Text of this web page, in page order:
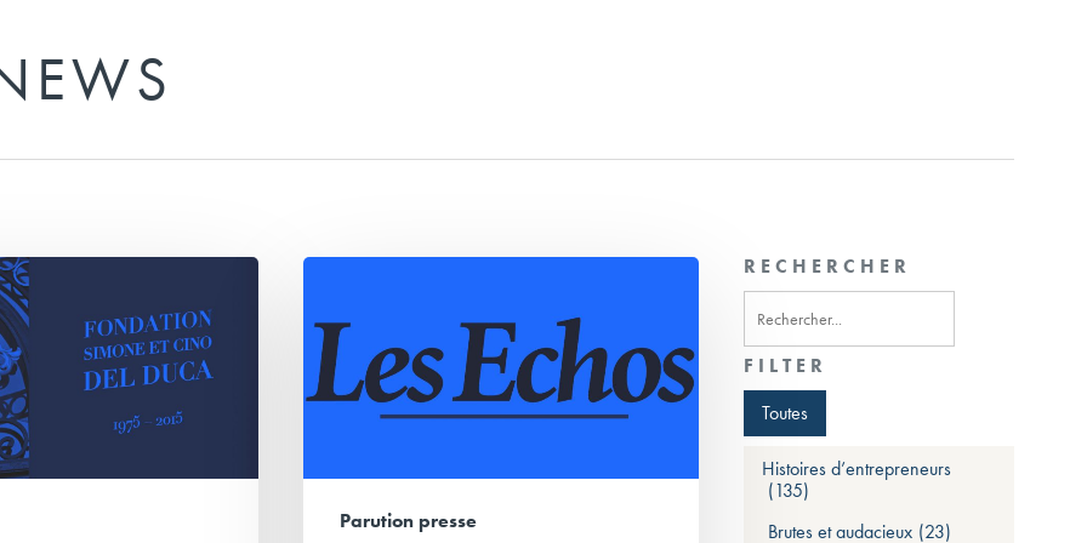
Les
Échos
Parution presse
RECHERCHER
FILTER
Toutes
Histoires d’entrepreneurs
(135)
Brutes et audacieux (23)